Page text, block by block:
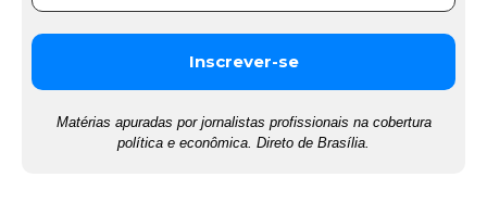
Matérias apuradas por jornalistas profissionais na cobertura
política e econômica. Direto de Brasília.